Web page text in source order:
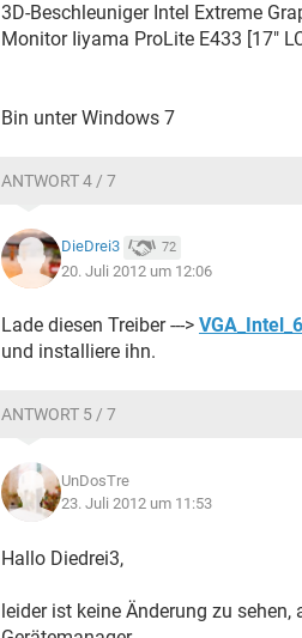
3D-Beschleuniger Intel Extreme
Monitor Iiyama ProLite E433 [17"
Bin unter Windows 7
ANTWORT 4 / 7
DieDrei3 72
20. Juli 2012 um 12:06
Lade diesen Treiber --->
und installiere ihn.
ANTWORT 5 / 7
UnDosTre
23. Juli 2012 um 11:53
Hallo Diedrei3,
leider ist keine Änderung zu